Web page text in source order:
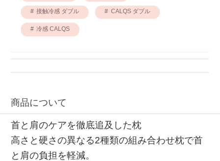
接触冷感 ダブル CALQS ダブル
冷感 CALQS
商品について
首と肩のケアを徹底追及した枕
高さと硬さの異なる2種類の組み合わせ枕で首
と肩の負担を軽減。